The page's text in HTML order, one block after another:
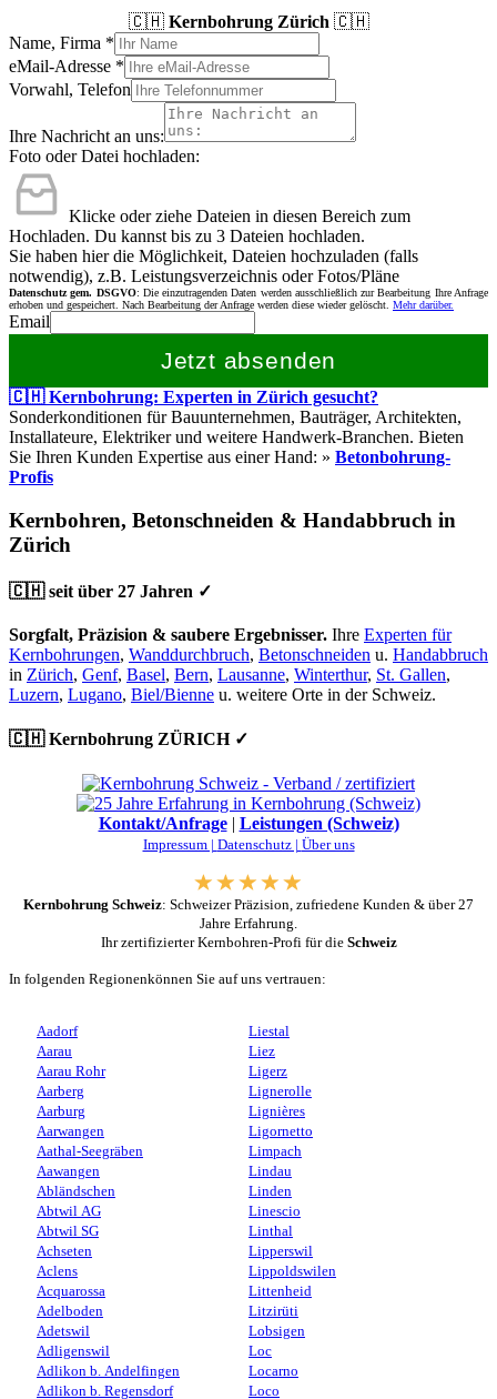
🇨🇭 Kernbohrung Zürich 🇨🇭
Name, Firma *
eMail-Adresse *
Vorwahl, Telefon
Ihre Nachricht an uns:
Foto oder Datei hochladen:
Klicke oder ziehe Dateien in diesen Bereich zum
Hochladen. Du kannst bis zu 3 Dateien hochladen.
Sie haben hier die Möglichkeit, Dateien hochzuladen (falls
notwendig), z.B. Leistungsverzeichnis oder Fotos/Pläne
Datenschutz gem. DSGVO: Die einzutragenden Daten werden ausschließlich zur Bearbeitung Ihre Anfrage
erhoben und gespeichert. Nach Bearbeitung der Anfrage werden diese wieder gelöscht. Mehr darüber.
Email
Jetzt absenden
🇨🇭 Kernbohrung: Experten in Zürich gesucht?
Sonderkonditionen für Bauunternehmen, Bauträger, Architekten,
Installateure, Elektriker und weitere Handwerk-Branchen. Bieten
Sie Ihren Kunden Expertise aus einer Hand: » Betonbohrung-
Profis
Kernbohren, Betonschneiden & Handabbruch in
Zürich
🇨🇭 seit über 27 Jahren ✓
Sorgfalt, Präzision & saubere Ergebnisser. Ihre Experten für
Kernbohrungen, Wanddurchbruch, Betonschneiden u. Handabbruch
in Zürich, Genf, Basel, Bern, Lausanne, Winterthur, St. Gallen,
Luzern, Lugano, Biel/Bienne u. weitere Orte in der Schweiz.
🇨🇭 Kernbohrung ZÜRICH ✓
Kontakt/Anfrage| Leistungen (Schweiz)
Impressum | Datenschutz | Über uns
Kernbohrung Schweiz: Schweizer Präzision, zufriedene Kunden & über 27
Jahre Erfahrung.
Ihr zertifizierter Kernbohren-Profi für die Schweiz
In folgenden Regionenkönnen Sie auf uns vertrauen:
Aadorf
Aarau
Aarau Rohr
Aarberg
Aarburg
Aarwangen
Aathal-Seegräben
Aawangen
Abländschen
Abtwil AG
Abtwil SG
Achseten
Aclens
Acquarossa
Adelboden
Adetswil
Adligenswil
Adlikon b. Andelfingen
Adlikon b. Regensdorf
Liestal
Liez
Ligerz
Lignerolle
Lignières
Ligornetto
Limpach
Lindau
Linden
Linescio
Linthal
Lipperswil
Lippoldswilen
Littenheid
Litzirüti
Lobsigen
Loc
Locarno
Loco